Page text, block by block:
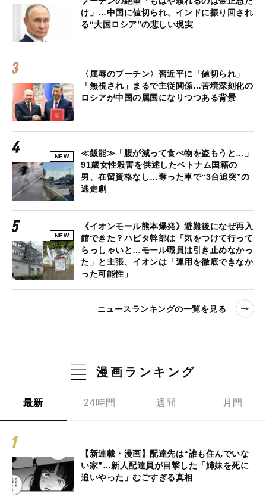
け」…中国に値切られ、インドに振り回され
る“大国ロシア”の悲しい現実
〈屈辱のプーチン〉習近平に「値切られ」
「無視され」まるで主従関係…苦境深刻化の
ロシアが中国の属国になりつつある背景
NEW
≪飯能≫「腹が減って食べ物を盗もうと…」
91歳女性殺害を供述したベトナム国籍の
男、在留資格なし…奪った車で“3台追突”の
逃走劇
NEW
《イオンモール熊本爆発》避難後になぜ再入
館できた？ハビタ幹部は「気をつけて行って
らっしゃいと…モール職員は引き止めなかっ
た」と主張、イオンは「運用を徹底できなか
った可能性」
ニュースランキングの一覧を見る
漫画ランキング
最新 24時間 週間 月間
【新連載・漫画】配達先は“誰も住んでいな
い家”…新人配達員が目撃した「姉妹を死に
追いやった」むごすぎる真相